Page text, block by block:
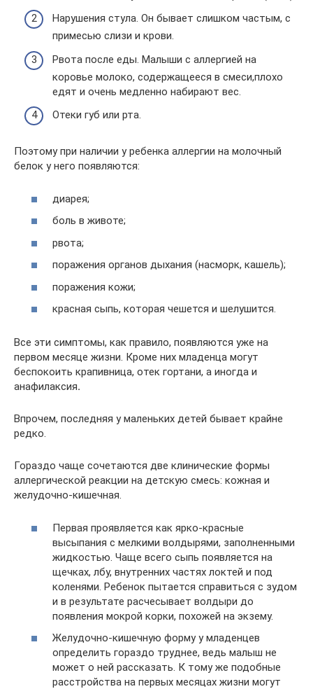
Нарушения стула. Он бывает слишком частым, с
примесью слизи и крови.
Рвота после еды. Малыши с аллергией на
коровье молоко, содержащееся в смеси,плохо
едят и очень медленно набирают вес.
Отеки губ или рта.
Поэтому при наличии у ребенка аллергии на молочный
белок у него появляются:
диарея;
боль в животе;
рвота;
поражения органов дыхания (насморк, кашель);
поражения кожи;
красная сыпь, которая чешется и шелушится.
Все эти симптомы, как правило, появляются уже на
первом месяце жизни. Кроме них младенца могут
беспокоить крапивница, отек гортани, а иногда и
анафилаксия.
Впрочем, последняя у маленьких детей бывает крайне
редко.
Гораздо чаще сочетаются две клинические формы
аллергической реакции на детскую смесь: кожная и
желудочно-кишечная.
Первая проявляется как ярко-красные
высыпания с мелкими волдырями, заполненными
жидкостью. Чаще всего сыпь появляется на
щечках, лбу, внутренних частях локтей и под
коленями. Ребенок пытается справиться с зудом
и в результате расчесывает волдыри до
появления мокрой корки, похожей на экзему.
Желудочно-кишечную форму у младенцев
определить гораздо труднее, ведь малыш не
может о ней рассказать. К тому же подобные
расстройства на первых месяцах жизни могут